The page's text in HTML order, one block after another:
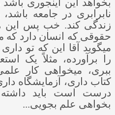
بخواهد این اینجوری باشد
نابرابری در جامعه باشد،
زندگی کند. خب پس این
حقوقی که انسان دارد که
می­گوید آقا این که تو
را برآورده، مثلاً یک
ببری، می­خواهی کار
کتاب داری، آزمایشگاه
درست است باید داشته
بخواهی علم بجویی...